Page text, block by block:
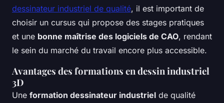
dessinateur industriel de qualité, il est important de
choisir un cursus qui propose des stages pratiques
et une bonne maîtrise des logiciels de CAO, rendant
le sein du marché du travail encore plus accessible.
Avantages des formations en dessin industriel
3D
Une formation dessinateur industriel de qualité